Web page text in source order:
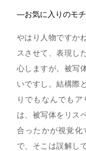
―お気に入りのモ
やはり人物ですか
スさせて、表現し
心しますが。被写
いですし。結構際
りでもなんでも
は、被写体をリス
合ったかが視覚化
で、そこは誤解し